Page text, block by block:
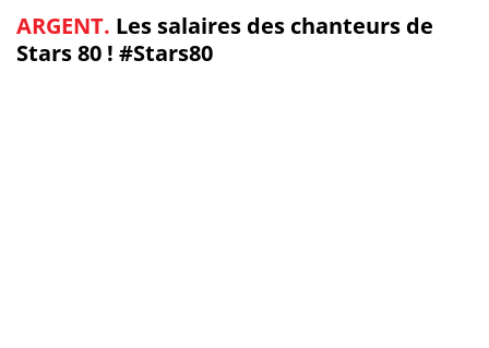
ARGENT. Les salaires des chanteurs de
Stars 80 ! #Stars80